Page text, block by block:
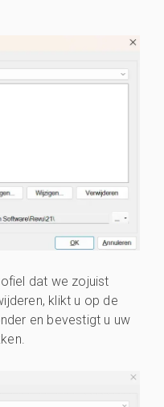
dat we zojuist
klikt u op de
en bevestigt u uw